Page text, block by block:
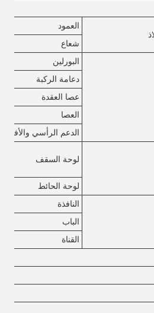
العمود
شعاع
البورلين
دعامة الركبة
عصا العقدة
العصا
الدعم الرأسي والأفقي
لوحة السقف
لوحة الحائط
النافذة
الباب
القناة